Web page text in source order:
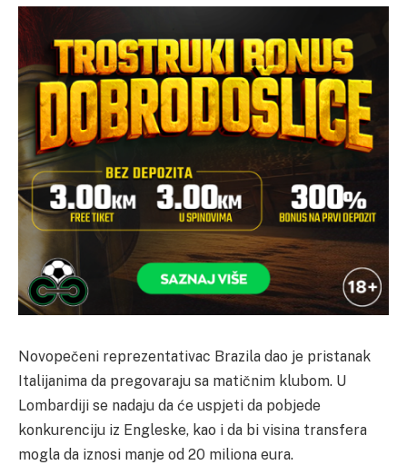
Novopečeni reprezentativac Brazila dao je pristanak
Italijanima da pregovaraju sa matičnim klubom. U
Lombardiji se nadaju da će uspjeti da pobjede
konkurenciju iz Engleske, kao i da bi visina transfera
mogla da iznosi manje od 20 miliona eura.